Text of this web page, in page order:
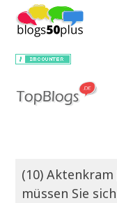
(10)
müssen Sie